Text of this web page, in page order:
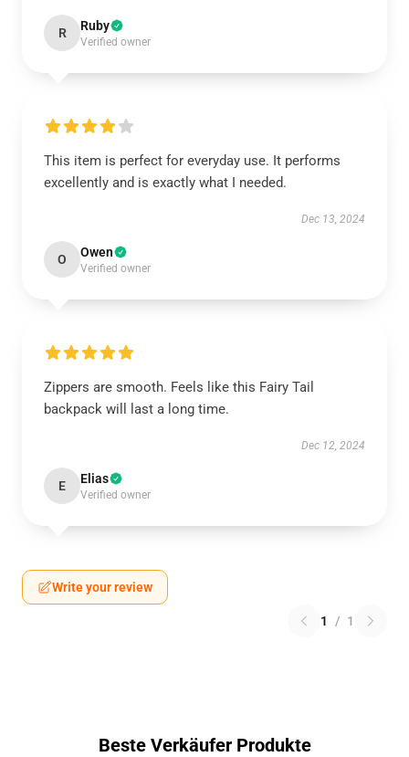
R Ruby
Verified owner
This item is perfect for everyday use. It performs
excellently and is exactly what I needed.
Dec 13, 2024
O Owen
Verified owner
Zippers are smooth. Feels like this Fairy Tail
backpack will last a long time.
Dec 12, 2024
E Elias
Verified owner
Write your review
1 / 1
Beste Verkäufer Produkte